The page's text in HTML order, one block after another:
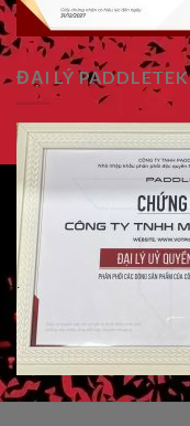
ĐẠI LÝ PADDLETEK